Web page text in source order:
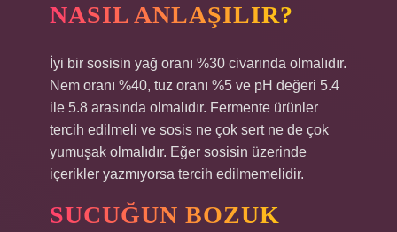
NASIL ANLAŞILIR?
İyi bir sosisin yağ oranı %30 civarında olmalıdır.
Nem oranı %40, tuz oranı %5 ve pH değeri 5.4
ile 5.8 arasında olmalıdır. Fermente ürünler
tercih edilmeli ve sosis ne çok sert ne de çok
yumuşak olmalıdır. Eğer sosisin üzerinde
içerikler yazmıyorsa tercih edilmemelidir.
SUCUĞUN BOZUK